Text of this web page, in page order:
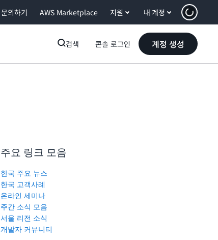
문의하기 AWS Marketplace 지원 내 계정
검색 콘솔 로그인 계정 생성
주요 링크 모음
한국 주요 뉴스
한국 고객사례
온라인 세미나
주간 소식 모음
서울 리전 소식
개발자 커뮤니티